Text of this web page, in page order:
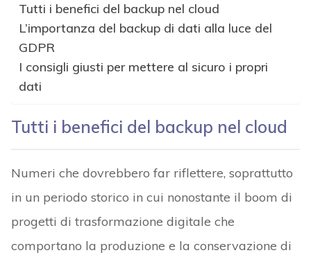
Tutti i benefici del backup nel cloud
L’importanza del backup di dati alla luce del
GDPR
I consigli giusti per mettere al sicuro i propri
dati
Tutti i benefici del backup nel cloud
Numeri che dovrebbero far riflettere, soprattutto
in un periodo storico in cui nonostante il boom di
progetti di trasformazione digitale che
comportano la produzione e la conservazione di